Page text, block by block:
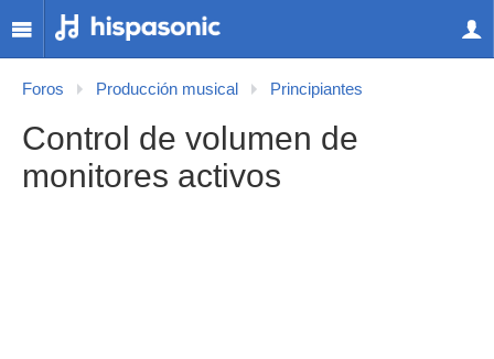
Foros Producción musical Principiantes
Control de volumen de
monitores activos